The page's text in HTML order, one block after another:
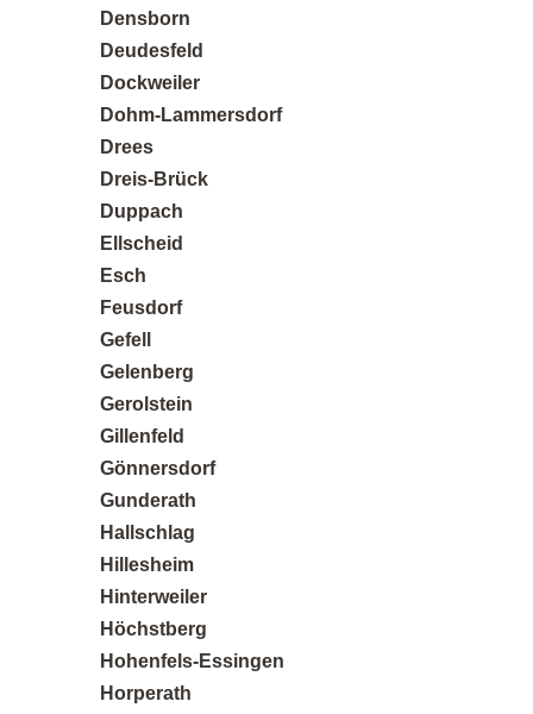
Densborn
Deudesfeld
Dockweiler
Dohm-Lammersdorf
Drees
Dreis-Brück
Duppach
Ellscheid
Esch
Feusdorf
Gefell
Gelenberg
Gerolstein
Gillenfeld
Gönnersdorf
Gunderath
Hallschlag
Hillesheim
Hinterweiler
Höchstberg
Hohenfels-Essingen
Horperath